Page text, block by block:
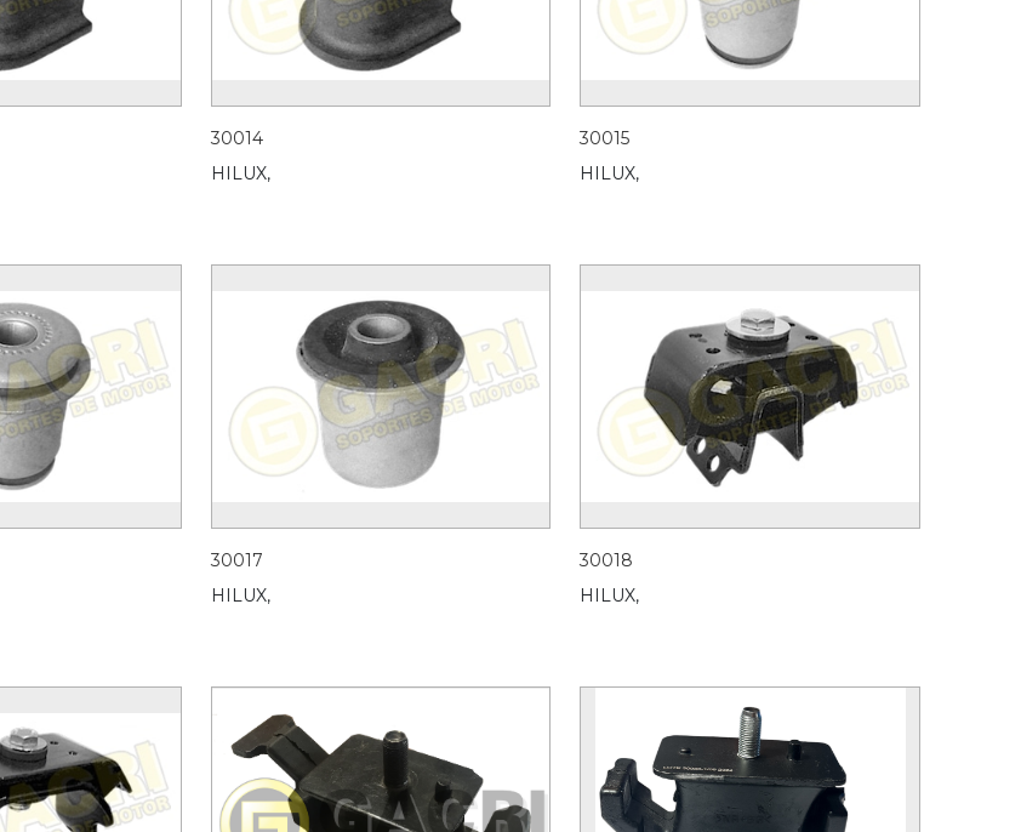
30014
HILUX,
30015
HILUX,
30017
HILUX,
30018
HILUX,